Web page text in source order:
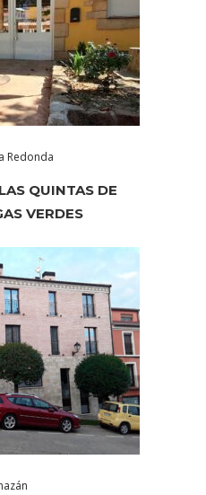
Redonda
QUINTAS DE
VERDES